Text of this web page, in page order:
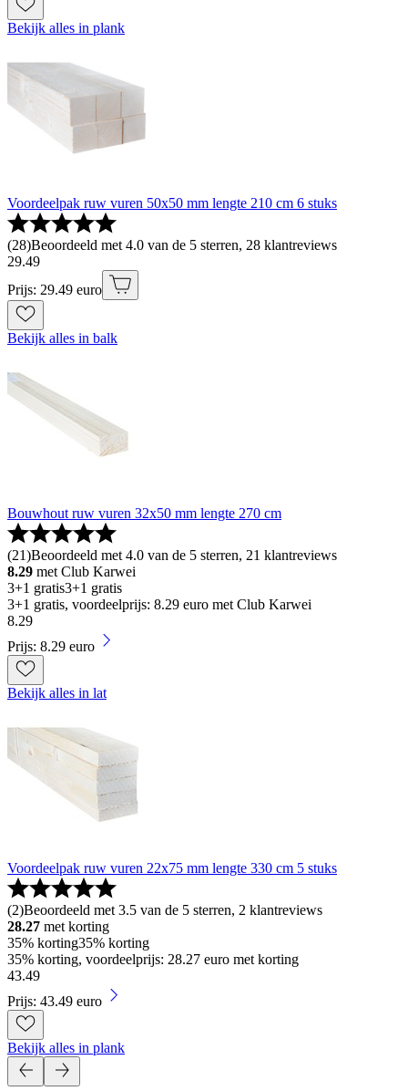
Bekijk alles in plank
Voordeelpak ruw vuren 50x50 mm lengte 210 cm 6 stuks
(28)Beoordeeld met 4.0 van de 5 sterren, 28 klantreviews
29.49
Prijs: 29.49 euro
Bekijk alles in balk
Bouwhout ruw vuren 32x50 mm lengte 270 cm
(21)Beoordeeld met 4.0 van de 5 sterren, 21 klantreviews
8.29 met Club Karwei
3+1 gratis3+1 gratis
3+1 gratis, voordeelprijs: 8.29 euro met Club Karwei
8.29
Prijs: 8.29 euro
Bekijk alles in lat
Voordeelpak ruw vuren 22x75 mm lengte 330 cm 5 stuks
(2)Beoordeeld met 3.5 van de 5 sterren, 2 klantreviews
28.27 met korting
35% korting35% korting
35% korting, voordeelprijs: 28.27 euro met korting
43.49
Prijs: 43.49 euro
Bekijk alles in plank